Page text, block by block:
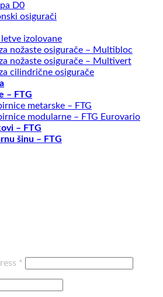
D0
osigurači
izolovane
nožaste osigurače – Multibloc
nožaste osigurače – Multivert
cilindrične osigurače
– FTG
metarske – FTG
modularne – FTG Eurovario
– FTG
šinu – FTG
*